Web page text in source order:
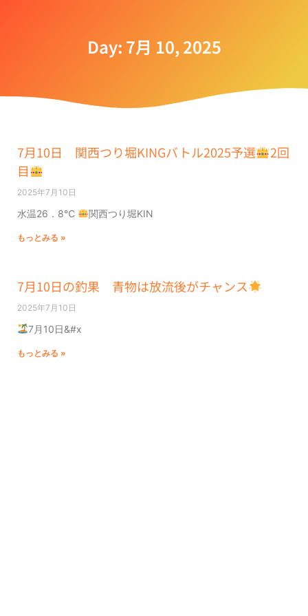
Day: 7月 10, 2025
7月10日 関西つり堀KINGバトル2025予選
2回
目
2025年7月10日
水温26．8℃ 関西つり堀KIN
もっとみる »
7月10日の釣果 青物は放流後がチャンス
2025年7月10日
7月10日&#x
もっとみる »